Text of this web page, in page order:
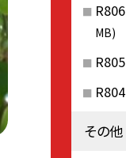
MB)
その他